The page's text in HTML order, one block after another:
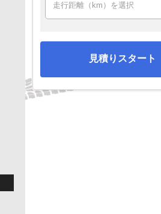
見積りスタート